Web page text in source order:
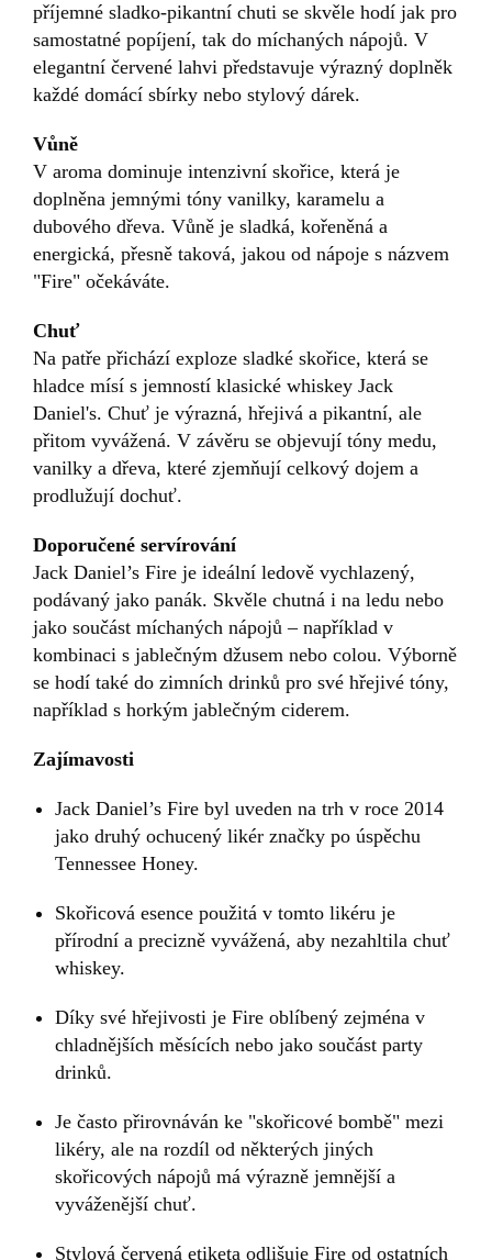
příjemné sladko-pikantní chuti se skvěle hodí jak pro
samostatné popíjení, tak do míchaných nápojů. V
elegantní červené lahvi představuje výrazný doplněk
každé domácí sbírky nebo stylový dárek.
Vůně
V aroma dominuje intenzivní skořice, která je
doplněna jemnými tóny vanilky, karamelu a
dubového dřeva. Vůně je sladká, kořeněná a
energická, přesně taková, jakou od nápoje s názvem
"Fire" očekáváte.
Chuť
Na patře přichází exploze sladké skořice, která se
hladce mísí s jemností klasické whiskey Jack
Daniel's. Chuť je výrazná, hřejivá a pikantní, ale
přitom vyvážená. V závěru se objevují tóny medu,
vanilky a dřeva, které zjemňují celkový dojem a
prodlužují dochuť.
Doporučené servírování
Jack Daniel’s Fire je ideální ledově vychlazený,
podávaný jako panák. Skvěle chutná i na ledu nebo
jako součást míchaných nápojů – například v
kombinaci s jablečným džusem nebo colou. Výborně
se hodí také do zimních drinků pro své hřejivé tóny,
například s horkým jablečným ciderem.
Zajímavosti
Jack Daniel’s Fire byl uveden na trh v roce 2014
jako druhý ochucený likér značky po úspěchu
Tennessee Honey.
Skořicová esence použitá v tomto likéru je
přírodní a precizně vyvážená, aby nezahltila chuť
whiskey.
Díky své hřejivosti je Fire oblíbený zejména v
chladnějších měsících nebo jako součást party
drinků.
Je často přirovnáván ke "skořicové bombě" mezi
likéry, ale na rozdíl od některých jiných
skořicových nápojů má výrazně jemnější a
vyváženější chuť.
Stylová červená etiketa odlišuje Fire od ostatních